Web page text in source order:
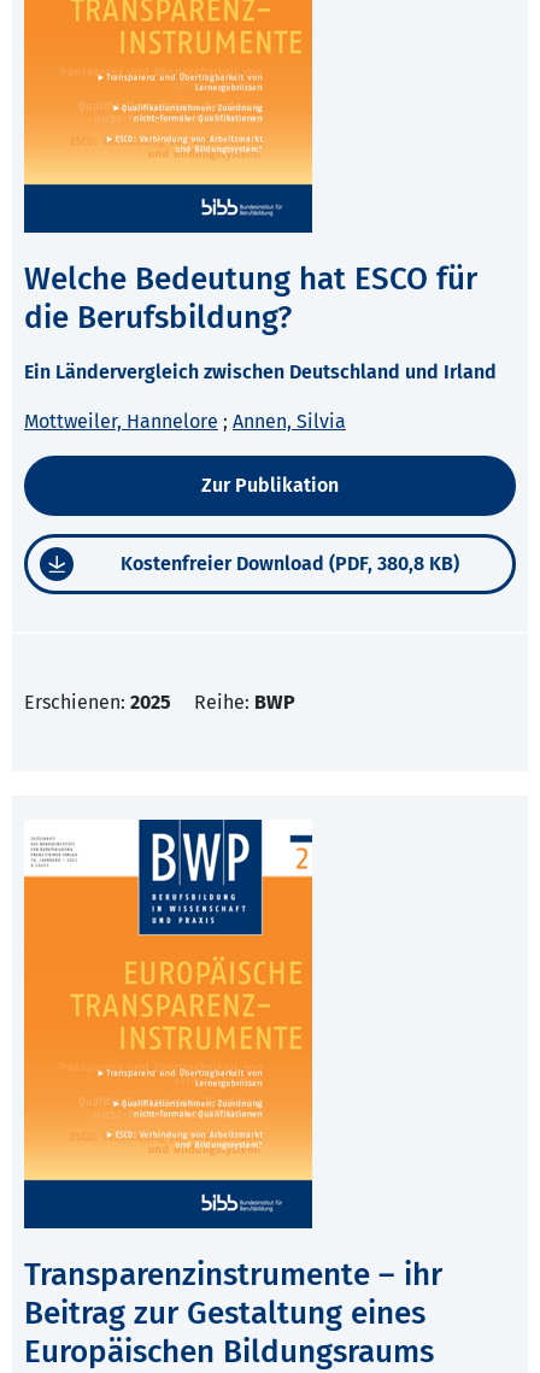
Welche Bedeutung hat ESCO für
die Berufsbildung?
Ein Ländervergleich zwischen Deutschland und Irland
Mottweiler, Hannelore ; Annen, Silvia
Zur Publikation
Kostenfreier Download (PDF, 380,8 KB)
Erschienen: 2025 Reihe: BWP
Transparenzinstrumente – ihr
Beitrag zur Gestaltung eines
Europäischen Bildungsraums